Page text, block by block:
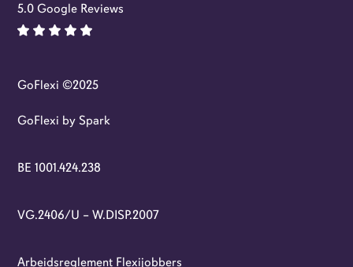
5.0 Google Reviews
GoFlexi ©2025
GoFlexi by Spark
BE 1001.424.238
VG.2406/U – W.DISP.2007
Arbeidsreglement Flexijobbers